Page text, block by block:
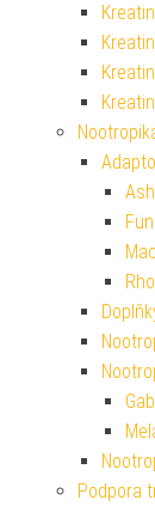
Podpora